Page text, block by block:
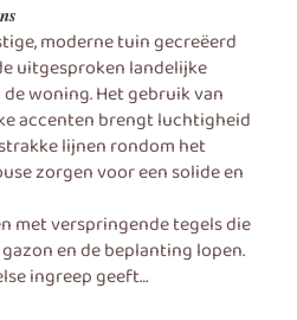
moderne tuin gecreëerd
uitgesproken landelijke
woning. Het gebruik van
accenten brengt luchtigheid
lijnen rondom het
zorgen voor een solide en
met verspringende tegels die
en de beplanting lopen.
ingreep geeft…